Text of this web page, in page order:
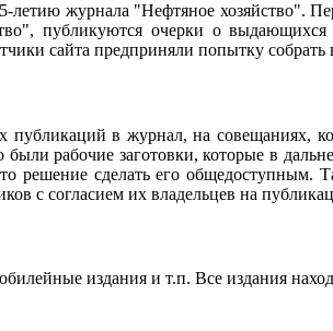
летию журнала "Нефтяное
публикуются очерки о
сайта предприняли попытку
в журнал, на совещаниях,
рабочие заготовки, которые в
решение сделать его
с согласием их владельцев на
издания и т.п. Все издания